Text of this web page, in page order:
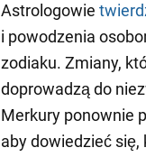
Astrologowie
i powodzenia
zodiaku. Zmiany,
doprowadzą do
Merkury ponownie
aby dowiedzieć się,